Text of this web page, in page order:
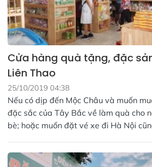
Cửa hàng quà tặng, đặc
Liên Thao
25/10/2019 04:38
Nếu có dịp đến Mộc Châu và muốn
đặc sắc của Tây Bắc về làm quà cho
bè; hoặc muốn đặt vé xe đi Hà Nội